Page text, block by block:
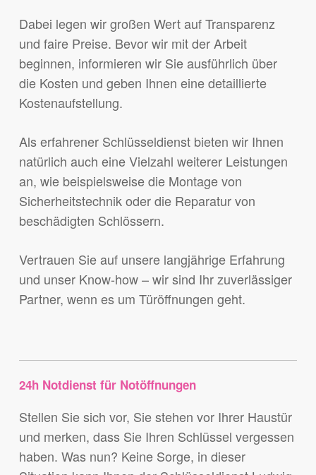
Dabei legen wir großen Wert auf Transparenz
und faire Preise. Bevor wir mit der Arbeit
beginnen, informieren wir Sie ausführlich über
die Kosten und geben Ihnen eine detaillierte
Kostenaufstellung.
Als erfahrener Schlüsseldienst bieten wir Ihnen
natürlich auch eine Vielzahl weiterer Leistungen
an, wie beispielsweise die Montage von
Sicherheitstechnik oder die Reparatur von
beschädigten Schlössern.
Vertrauen Sie auf unsere langjährige Erfahrung
und unser Know-how – wir sind Ihr zuverlässiger
Partner, wenn es um Türöffnungen geht.
24h Notdienst für Notöffnungen
Stellen Sie sich vor, Sie stehen vor Ihrer Haustür
und merken, dass Sie Ihren Schlüssel vergessen
haben. Was nun? Keine Sorge, in dieser